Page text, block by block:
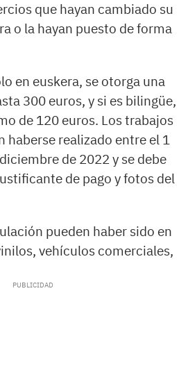
que hayan cambiado su
o la hayan puesto de forma
en euskera, se otorga una
300 euros, y si es bilingüe,
de 120 euros. Los trabajos
haberse realizado entre el 1
de 2022 y se debe
de pago y fotos del
pueden haber sido en
vehículos comerciales,